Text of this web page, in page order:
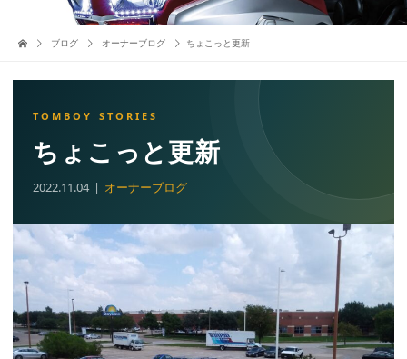
ブログ オーナーブログ ちょこっと更新
ちょこっと更新
2022.11.04 オーナーブログ